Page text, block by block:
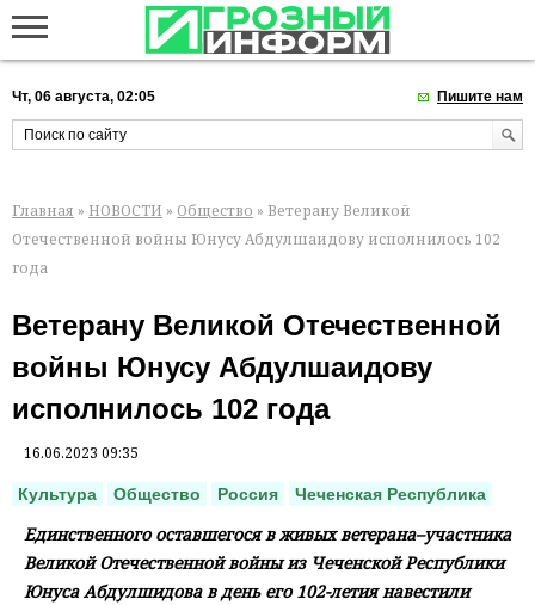
Чт, 06 августа, 02:05 Пишите нам
Главная » НОВОСТИ » Общество » Ветерану Великой
Отечественной войны Юнусу Абдулшаидову исполнилось 102
года
Ветерану Великой Отечественной
войны Юнусу Абдулшаидову
исполнилось 102 года
16.06.2023 09:35
Культура Общество Россия Чеченская Республика
Единственного оставшегося в живых ветерана–участника
Великой Отечественной войны из Чеченской Республики
Юнуса Абдулшидова в день его 102-летия навестили